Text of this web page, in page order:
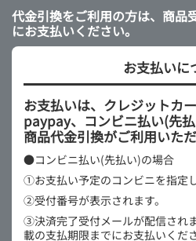
代金引換をご利用の方は、商品
にお支払いください。
お支払いに
お支払いは、クレジットカー
paypay、コンビニ払い(先払
商品代金引換がご利用いただ
●コンビニ払い(先払い)の場合
①お支払い予定のコンビニを指定
②受付番号が表示されます。
③決済完了受付メールが配信され
載の支払期限までにお支払いくださ